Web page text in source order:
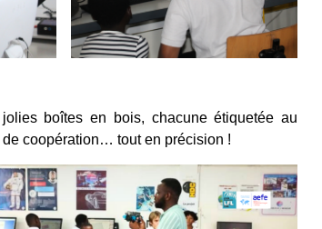
boîtes en bois, chacune étiquetée au
coopération… tout en précision !